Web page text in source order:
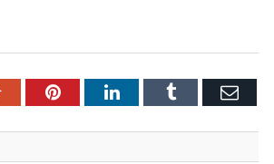
Google+PinterestLinkedInTumblr Email